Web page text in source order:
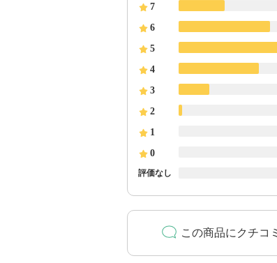
7
6
5
4
3
2
1
0
評価なし
この商品にクチコ